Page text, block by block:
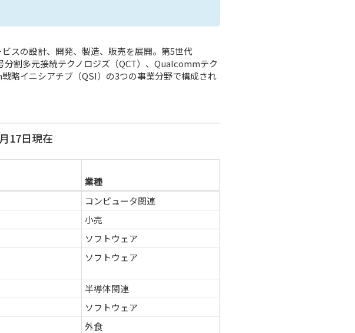
スの設計、開発、製造、販売を展開。第5世代
分割多元接続テクノロジズ（QCT）、Qualcommテク
略イニシアチブ（QSI）の3つの事業分野で構成され
17日現在
業種
コンピュータ関連
小売
ソフトウェア
ソフトウェア
半導体関連
ソフトウェア
外食